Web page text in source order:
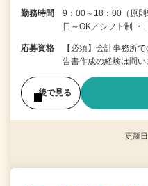
勤務時間
9：00～18：00（原
日～OK／シフト制 ・
応募資格
【必須】会計事務所
告書作成の経験は問い
後で見る
更新